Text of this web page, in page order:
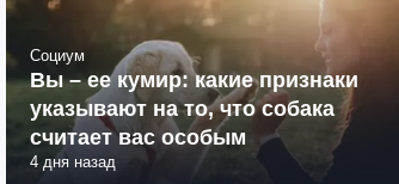
Социум
Вы – ее кумир: какие признаки
указывают на то, что собака
считает вас особым
4 дня назад